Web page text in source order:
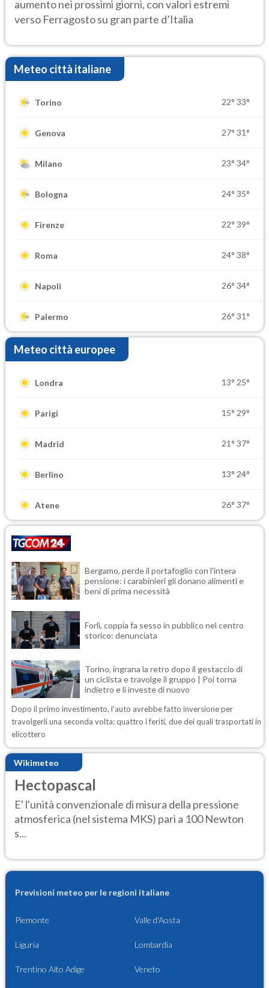
aumento nei prossimi giorni, con valori estremi
verso Ferragosto su gran parte d’Italia
Meteo città italiane
Torino 22° 33°
Genova 27° 31°
Milano 23° 34°
Bologna 24° 35°
Firenze 22° 39°
Roma 24° 38°
Napoli 26° 34°
Palermo 26° 31°
Meteo città europee
Londra 13° 25°
Parigi 15° 29°
Madrid 21° 37°
Berlino 13° 24°
Atene 26° 37°
Bergamo, perde il portafoglio con l'intera
pensione: i carabinieri gli donano alimenti e
beni di prima necessità
Forlì, coppia fa sesso in pubblico nel centro
storico: denunciata
Torino, ingrana la retro dopo il gestaccio di
un ciclista e travolge il gruppo | Poi torna
indietro e li investe di nuovo
Dopo il primo investimento, l'auto avrebbe fatto inversione per
travolgerli una seconda volta: quattro i feriti, due dei quali trasportati in
elicottero
Wikimeteo
Hectopascal
E' l'unità convenzionale di misura della pressione
atmosferica (nel sistema MKS) pari a 100 Newton
s...
Previsioni meteo per le regioni italiane
Piemonte Valle d'Aosta
Liguria Lombardia
Trentino Alto Adige Veneto